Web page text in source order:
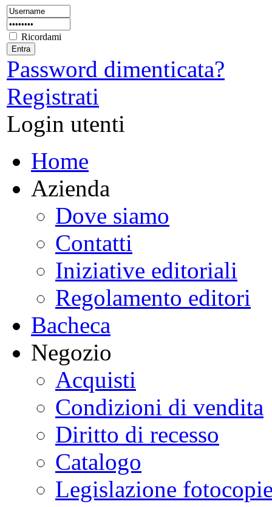
Ricordami
Password dimenticata?
Registrati
Login utenti
Home
Azienda
Dove siamo
Contatti
Iniziative editoriali
Regolamento editori
Bacheca
Negozio
Acquisti
Condizioni di vendita
Diritto di recesso
Catalogo
Legislazione